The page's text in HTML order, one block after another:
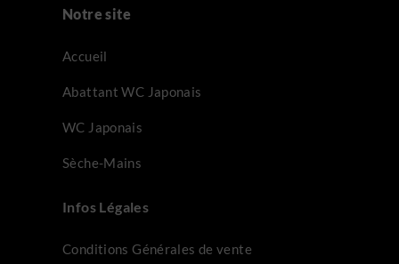
Notre site
Accueil
Abattant WC Japonais
WC Japonais
Sèche-Mains
Infos Légales
Conditions Générales de vente